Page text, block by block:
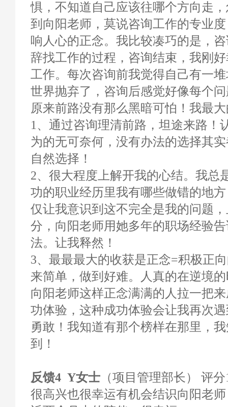
惧，不知道自己应该往哪个方向走
到向阳老师，莫说咨询工作的专业
响人心的正念。我比较凑巧的是，
辞找工作的过程，咨询结束，我刚
工作。每次咨询前我觉得自己有一
世界抛弃了，咨询后感觉好像每个
原来前路没有那么黑暗可怕！我最
1、通过咨询理清前路，坦途来路！
为的无可奈何，没有办法的选择其
自然选择！
2、很大程度上解开我的心结。我总
功的职业经历里我有哪些做错的地
仅让我意识到这不完全是我的问题
分，向阳老师用她多年的职场经验
法。让我释然！
3、最最最大的收获是正念=积极正
来简单，做到好难。人真的在逆境
向阳老师这样正念满满的人拉一把
功体验，这种成功体验会让我再次
勇敢！我知道有那个榜样在那里，
到！
反馈4 Y女士 （项目管理部长） 评分
很高兴也很幸运有机会结识向阳老